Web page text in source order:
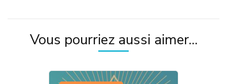
Vous pourriez aussi aimer...